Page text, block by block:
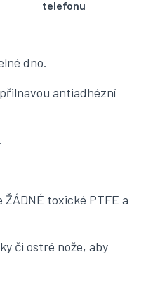
telefonu
dno.
antiadhézní
toxické PTFE a
či ostré nože, aby